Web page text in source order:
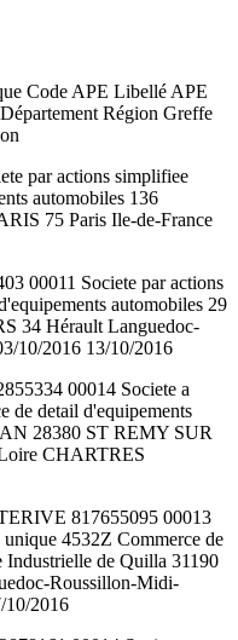
Code APE Libellé APE
Région Greffe
par actions simplifiee
automobiles 136
75 Paris Ile-de-France
00011 Societe par actions
automobiles 29
34 Hérault Languedoc-
10/2016 13/10/2016
00014 Societe a
de detail d'equipements
28380 ST REMY SUR
CHARTRES
817655095 00013
unique 4532Z Commerce de
Industrielle de Quilla 31190
Roussillon-Midi-
10/2016